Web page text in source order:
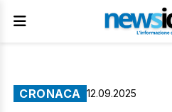
CRONACA 12.09.2025